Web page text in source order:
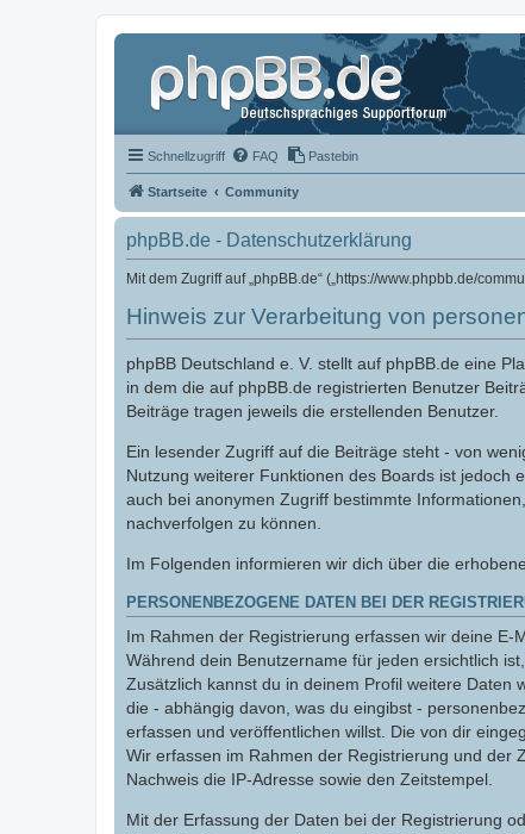
Schnellzugriff FAQ Pastebin
Startseite Community
phpBB.de - Datenschutzerklärung
Mit dem Zugriff auf „phpBB.de“ („https://www.phpbb.de/
Hinweis zur Verarbeitung von
phpBB Deutschland e. V. stellt auf phpBB.de eine
in dem die auf phpBB.de registrierten Benutzer
Beiträge tragen jeweils die erstellenden Benutzer.
Ein lesender Zugriff auf die Beiträge steht - von
Nutzung weiterer Funktionen des Boards ist jedoch
auch bei anonymen Zugriff bestimmte
nachverfolgen zu können.
Im Folgenden informieren wir dich über die
PERSONENBEZOGENE DATEN BEI DER
Im Rahmen der Registrierung erfassen wir deine
Während dein Benutzername für jeden ersichtlich
Zusätzlich kannst du in deinem Profil weitere Daten
die - abhängig davon, was du eingibst -
erfassen und veröffentlichen willst. Die von dir
Wir erfassen im Rahmen der Registrierung und der
Nachweis die IP-Adresse sowie den Zeitstempel.
Mit der Erfassung der Daten bei der Registrierung